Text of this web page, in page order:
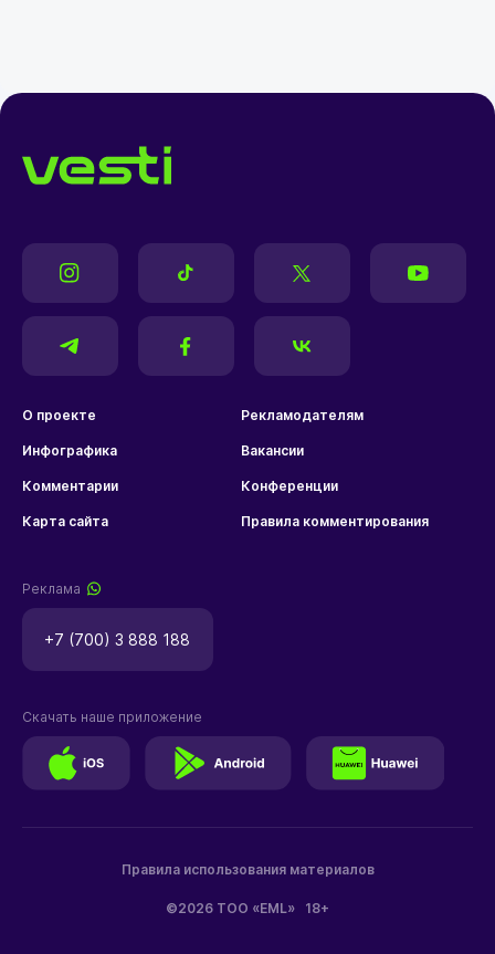
О проекте Рекламодателям
Инфографика Вакансии
Комментарии Конференции
Карта сайта Правила комментирования
Реклама
+7 (700) 3 888 188
©2026 ТОО «EML» 18+
Правила использования материалов
Скачать наше приложение